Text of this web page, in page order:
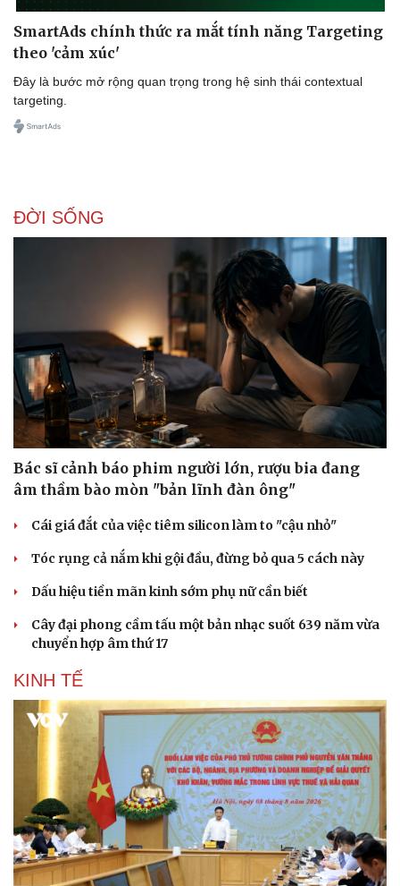
Dinh dưỡng - món ngon
Cây thuốc
Sản phụ khoa
Nhi khoa
Nam khoa
Làm đẹp - giảm cân
Phòng mạch online
Ăn sạch sống khỏe
Đời sống
Nhà đẹp
Blog
Tình yêu - Gia đình
SmartAds chính thức ra mắt tính năng Targeting
theo 'cảm xúc'
Đây là bước mở rộng quan trọng trong hệ sinh thái contextual
targeting.
ĐỜI SỐNG
Bác sĩ cảnh báo phim người lớn, rượu bia đang
âm thầm bào mòn "bản lĩnh đàn ông"
Cái giá đắt của việc tiêm silicon làm to "cậu nhỏ"
Tóc rụng cả nắm khi gội đầu, đừng bỏ qua 5 cách này
Dấu hiệu tiền mãn kinh sớm phụ nữ cần biết
Cây đại phong cầm tấu một bản nhạc suốt 639 năm vừa
chuyển hợp âm thứ 17
KINH TẾ